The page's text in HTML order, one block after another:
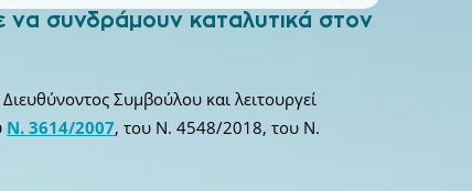
να συνδράμουν καταλυτικά στον
Συμβούλου και λειτουργεί
Ν. 3614/2007, του Ν. 4548/2018, του Ν.